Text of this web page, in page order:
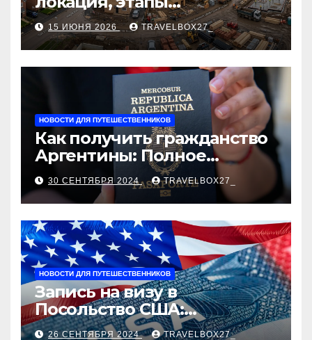
строительства, проверка
застройщика, сценарии
оформления сделки и
рыночные ориентиры
15 ИЮНЯ 2026 TRAVELBOX27_
НОВОСТИ ДЛЯ ПУТЕШЕСТВЕННИКОВ
Как получить гражданство
Аргентины: Полное
руководство
30 СЕНТЯБРЯ 2024 TRAVELBOX27_
НОВОСТИ ДЛЯ ПУТЕШЕСТВЕННИКОВ
Запись на визу в
Посольство США:
Пошаговое руководство
26 СЕНТЯБРЯ 2024 TRAVELBOX27_